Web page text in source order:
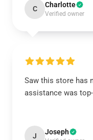
C Charlotte
Verified owner
Saw this store has
assistance was
J Joseph